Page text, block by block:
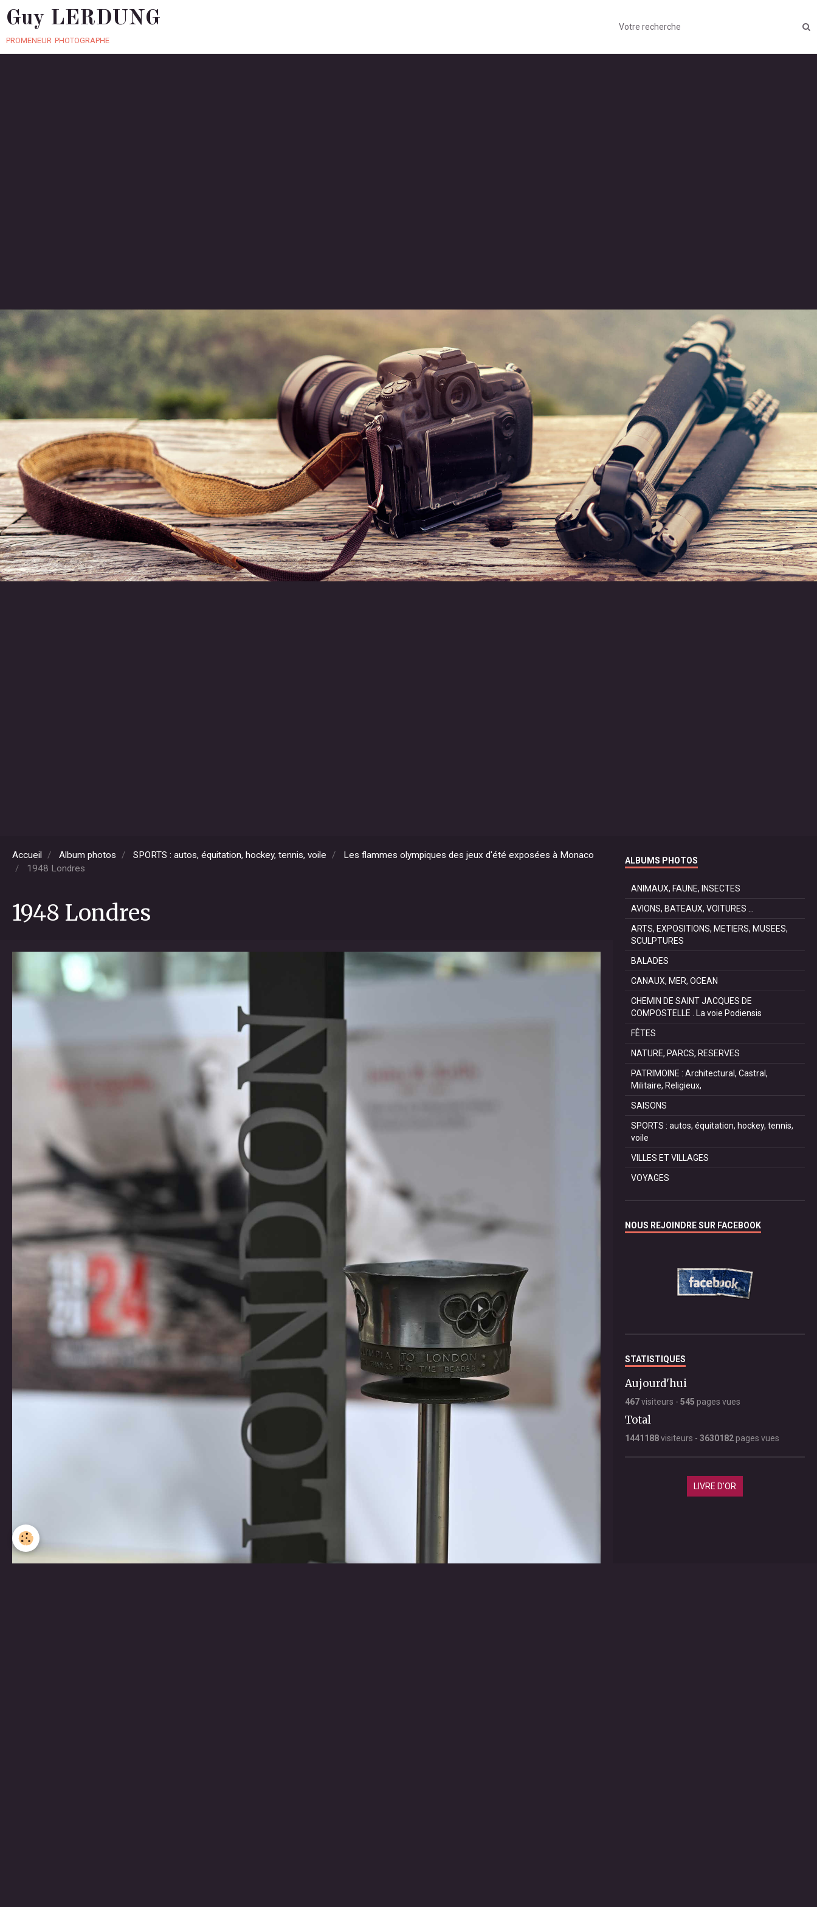
Guy LERDUNG
promeneur photographe
Accueil Album photos SPORTS : autos, équitation, hockey, tennis, voile
Les flammes olympiques des jeux d'été exposées à Monaco
1948 Londres
1948 Londres
ALBUMS PHOTOS
ANIMAUX, FAUNE, INSECTES
AVIONS, BATEAUX, VOITURES ...
ARTS, EXPOSITIONS, METIERS, MUSEES,
SCULPTURES
BALADES
CANAUX, MER, OCEAN
CHEMIN DE SAINT JACQUES DE
COMPOSTELLE . La voie Podiensis
FÊTES
NATURE, PARCS, RESERVES
PATRIMOINE : Architectural, Castral,
Militaire, Religieux,
SAISONS
SPORTS : autos, équitation, hockey, tennis,
voile
VILLES ET VILLAGES
VOYAGES
NOUS REJOINDRE SUR FACEBOOK
STATISTIQUES
Aujourd'hui
467visiteurs - 545 pages vues
Total
1441188visiteurs - 3630182pages vues
LIVRE D'OR